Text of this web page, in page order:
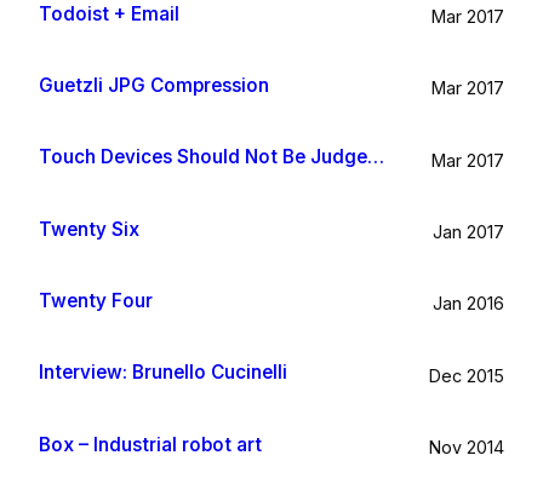
Todoist + Email Mar 2017
Guetzli JPG Compression Mar 2017
Touch Devices Should Not Be Judged By Their Size Mar 2017
Twenty Six Jan 2017
Twenty Four Jan 2016
Interview: Brunello Cucinelli Dec 2015
Box – Industrial robot art Nov 2014